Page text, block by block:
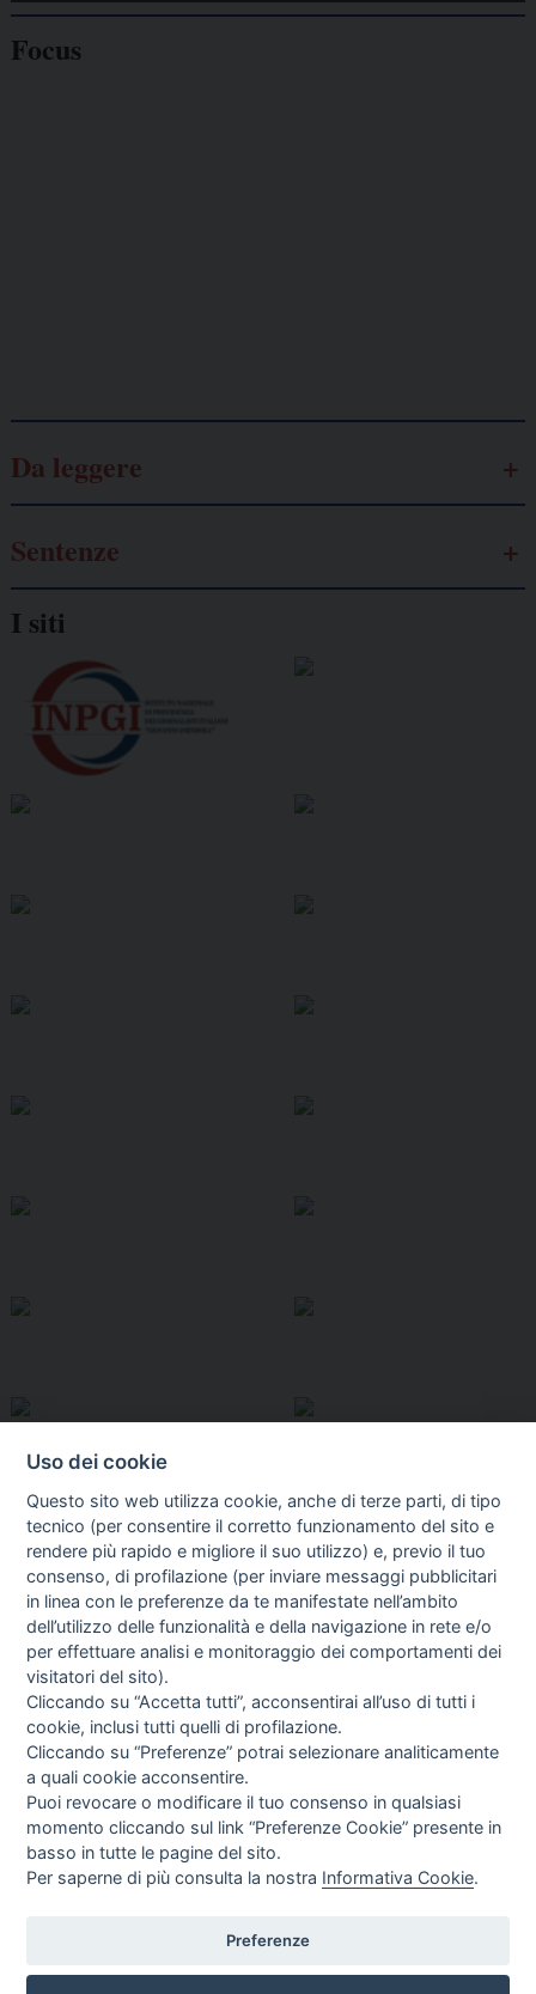
Focus
Da leggere
Sentenze
I siti
I libri Vedi tutti
Direttrice Responsabile: Alessandra Costante | Registrazione al Tribunale Civile
Uso dei cookie
Questo sito web utilizza cookie, anche di terze parti, di tipo
tecnico (per consentire il corretto funzionamento del sito e
rendere più rapido e migliore il suo utilizzo) e, previo il tuo
consenso, di profilazione (per inviare messaggi pubblicitari
in linea con le preferenze da te manifestate nell’ambito
dell’utilizzo delle funzionalità e della navigazione in rete e/o
per effettuare analisi e monitoraggio dei comportamenti dei
visitatori del sito).
Cliccando su “Accetta tutti”, acconsentirai all’uso di tutti i
cookie, inclusi tutti quelli di profilazione.
Cliccando su “Preferenze” potrai selezionare analiticamente
a quali cookie acconsentire.
Puoi revocare o modificare il tuo consenso in qualsiasi
momento cliccando sul link “Preferenze Cookie” presente in
basso in tutte le pagine del sito.
Per saperne di più consulta la nostra Informativa Cookie.
Preferenze